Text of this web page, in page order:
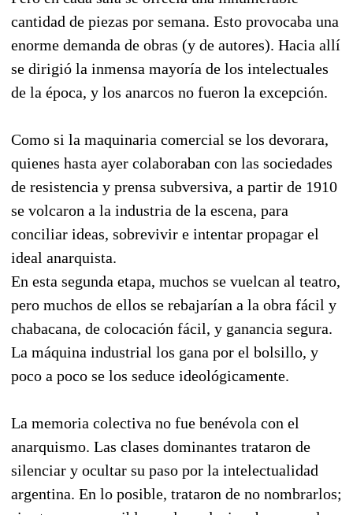
cantidad de piezas por semana. Esto provocaba una
enorme demanda de obras (y de autores). Hacia allí
se dirigió la inmensa mayoría de los intelectuales
de la época, y los anarcos no fueron la excepción.
Como si la maquinaria comercial se los devorara,
quienes hasta ayer colaboraban con las sociedades
de resistencia y prensa subversiva, a partir de 1910
se volcaron a la industria de la escena, para
conciliar ideas, sobrevivir e intentar propagar el
ideal anarquista.
En esta segunda etapa, muchos se vuelcan al teatro,
pero muchos de ellos se rebajarían a la obra fácil y
chabacana, de colocación fácil, y ganancia segura.
La máquina industrial los gana por el bolsillo, y
poco a poco se los seduce ideológicamente.
La memoria colectiva no fue benévola con el
anarquismo. Las clases dominantes trataron de
silenciar y ocultar su paso por la intelectualidad
argentina. En lo posible, trataron de no nombrarlos;